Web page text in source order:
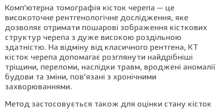
Комп’ютерна томографія кісток черепа — це
високоточне рентгенологічне дослідження, яке
дозволяє отримати пошарові зображення кісткових
структур черепа з дуже високою роздільною
здатністю. На відміну від класичного рентгена, КТ
кісток черепа допомагає розглянути найдрібніші
тріщини, переломи, наслідки травм, вроджені аномалії
будови та зміни, пов’язані з хронічними
захворюваннями.
Метод застосовується також для оцінки стану кісток